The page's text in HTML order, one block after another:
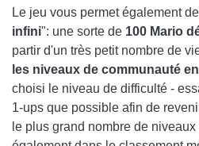
Le jeu vous permet également
infini": une sorte de 100 Mario
partir d'un très petit nombre de
les niveaux de communauté
choisi le niveau de difficulté -
1-ups que possible afin de
le plus grand nombre de